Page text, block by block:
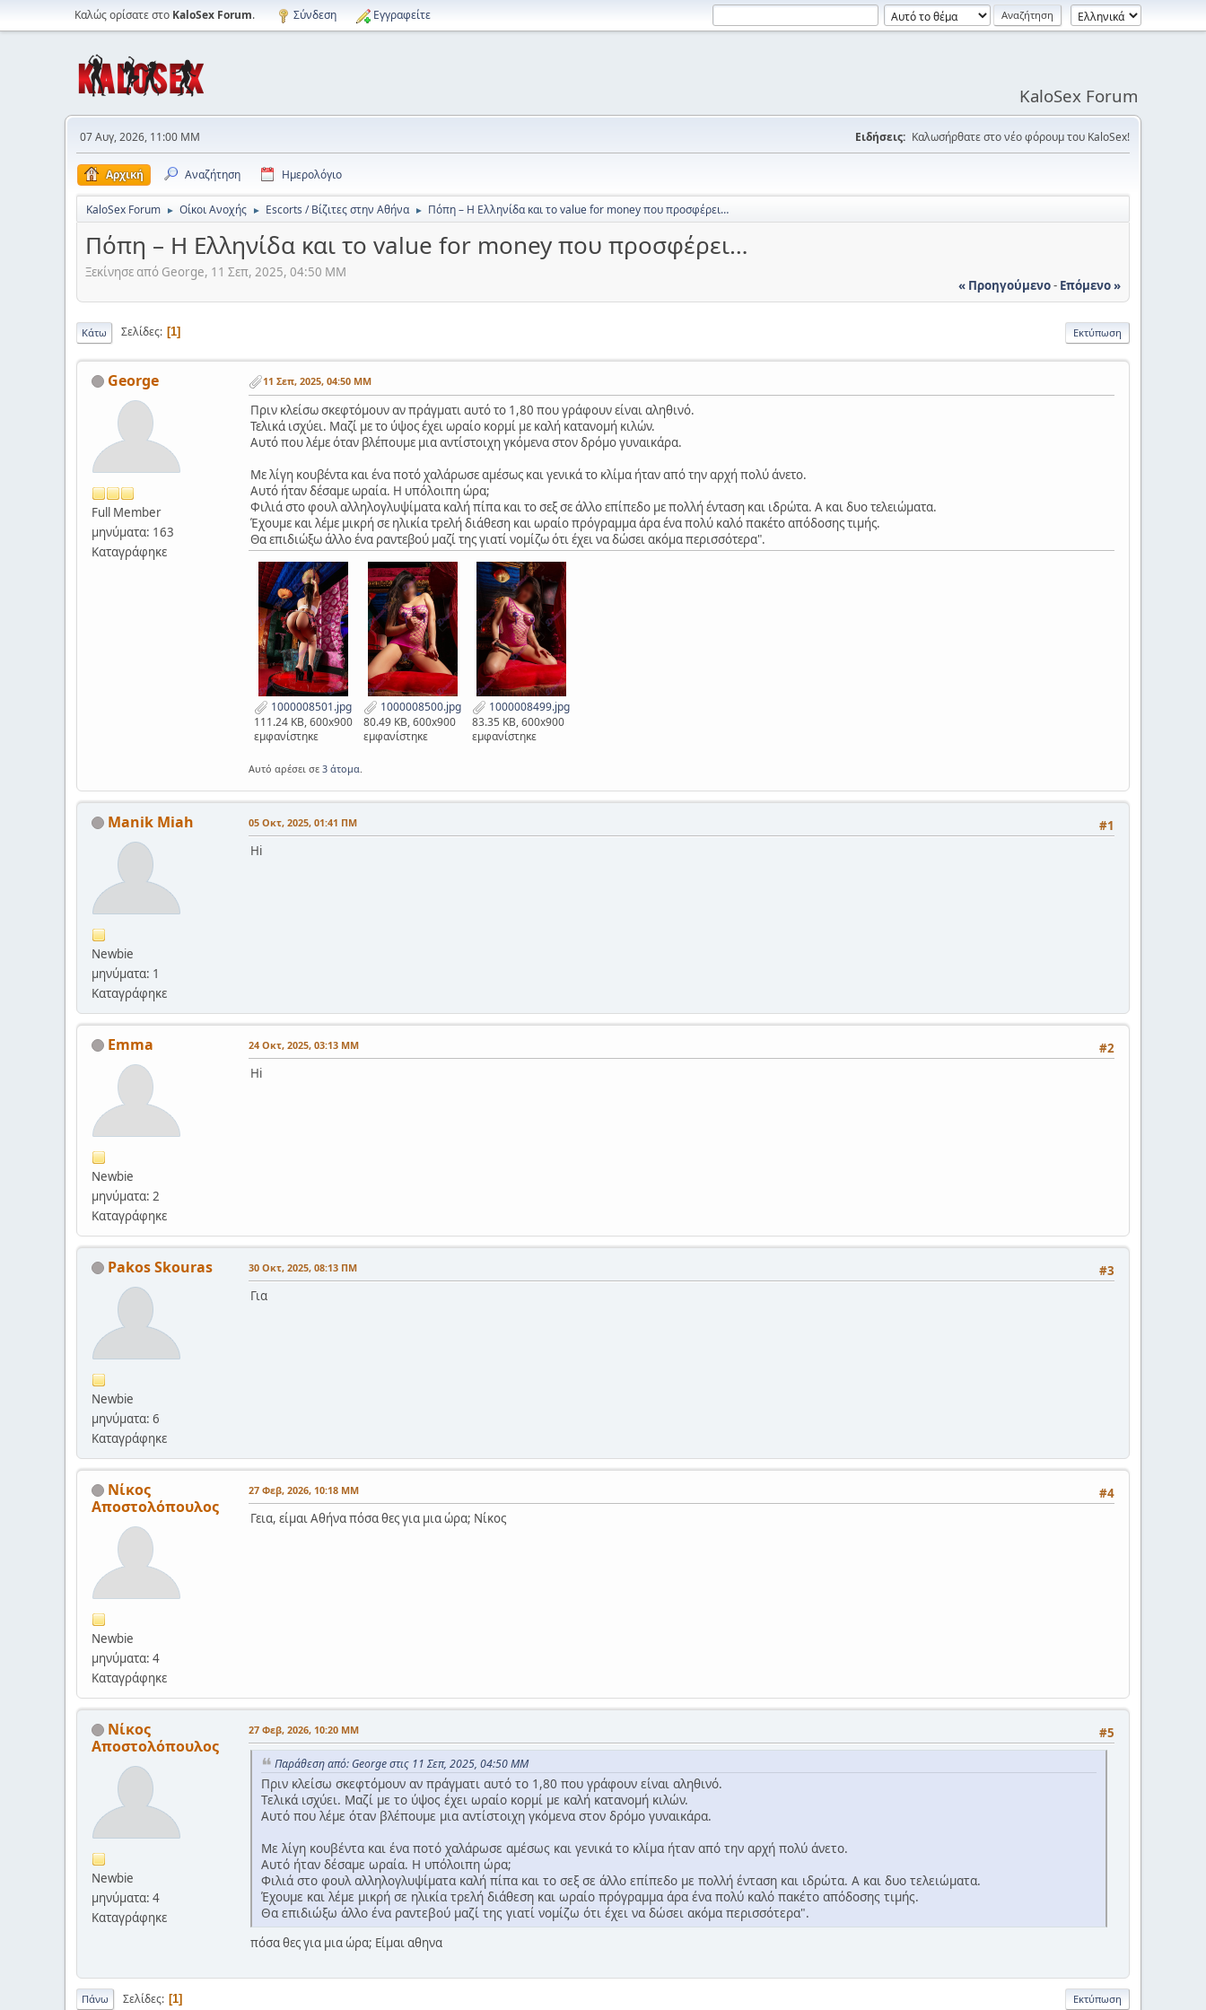
Καλώς ορίσατε στο KaloSex Forum. Σύνδεση Εγγραφείτε
KaloSex Forum
07 Αυγ, 2026, 11:00 ΜΜ Ειδήσεις: Καλωσήρθατε στο νέο φόρουμ του KaloSex!
Αρχική Αναζήτηση Ημερολόγιο
KaloSex Forum ► Οίκοι Ανοχής ► Escorts / Βίζιτες στην Αθήνα ► Πόπη – Η Ελληνίδα και το value for money που προσφέρει…
Πόπη – Η Ελληνίδα και το value for money που προσφέρει…
Ξεκίνησε από George, 11 Σεπ, 2025, 04:50 ΜΜ
« Προηγούμενο- Επόμενο »
Εκτύπωση
Κάτω Σελίδες 1
George
Full Member
μηνύματα: 163
Καταγράφηκε
11 Σεπ, 2025, 04:50 ΜΜ
Πριν κλείσω σκεφτόμουν αν πράγματι αυτό το 1,80 που γράφουν είναι αληθινό.
Τελικά ισχύει. Μαζί με το ύψος έχει ωραίο κορμί με καλή κατανομή κιλών.
Αυτό που λέμε όταν βλέπουμε μια αντίστοιχη γκόμενα στον δρόμο γυναικάρα.
Με λίγη κουβέντα και ένα ποτό χαλάρωσε αμέσως και γενικά το κλίμα ήταν από την αρχή πολύ άνετο.
Αυτό ήταν δέσαμε ωραία. Η υπόλοιπη ώρα;
Φιλιά στο φουλ αλληλογλυψίματα καλή πίπα και το σεξ σε άλλο επίπεδο με πολλή ένταση και ιδρώτα. Α και δυο τελειώματα.
Έχουμε και λέμε μικρή σε ηλικία τρελή διάθεση και ωραίο πρόγραμμα άρα ένα πολύ καλό πακέτο απόδοσης τιμής.
Θα επιδιώξω άλλο ένα ραντεβού μαζί της γιατί νομίζω ότι έχει να δώσει ακόμα περισσότερα".
1000008501.jpg
111.24 KB, 600x900
εμφανίστηκε
1000008500.jpg
80.49 KB, 600x900
εμφανίστηκε
1000008499.jpg
83.35 KB, 600x900
εμφανίστηκε
Αυτό αρέσει σε 3 άτομα
Manik Miah
Newbie
μηνύματα: 1
Καταγράφηκε
#1
05 Οκτ, 2025, 01:41 ΠΜ
Hi
Emma
Newbie
μηνύματα: 2
Καταγράφηκε
#2
24 Οκτ, 2025, 03:13 ΜΜ
Hi
Pakos Skouras
Newbie
μηνύματα: 6
Καταγράφηκε
#3
30 Οκτ, 2025, 08:13 ΠΜ
Για
Νίκος
Αποστολόπουλος
Newbie
μηνύματα: 4
Καταγράφηκε
#4
27 Φεβ, 2026, 10:18 ΜΜ
Γεια, είμαι Αθήνα πόσα θες για μια ώρα; Νίκος
Νίκος
Αποστολόπουλος
Newbie
μηνύματα: 4
Καταγράφηκε
#5
27 Φεβ, 2026, 10:20 ΜΜ
Παράθεση από: George στις 11 Σεπ, 2025, 04:50 ΜΜ
Πριν κλείσω σκεφτόμουν αν πράγματι αυτό το 1,80 που γράφουν είναι αληθινό.
Τελικά ισχύει. Μαζί με το ύψος έχει ωραίο κορμί με καλή κατανομή κιλών.
Αυτό που λέμε όταν βλέπουμε μια αντίστοιχη γκόμενα στον δρόμο γυναικάρα.
Με λίγη κουβέντα και ένα ποτό χαλάρωσε αμέσως και γενικά το κλίμα ήταν από την αρχή πολύ άνετο.
Αυτό ήταν δέσαμε ωραία. Η υπόλοιπη ώρα;
Φιλιά στο φουλ αλληλογλυψίματα καλή πίπα και το σεξ σε άλλο επίπεδο με πολλή ένταση και ιδρώτα. Α και δυο τελειώματα.
Έχουμε και λέμε μικρή σε ηλικία τρελή διάθεση και ωραίο πρόγραμμα άρα ένα πολύ καλό πακέτο απόδοσης τιμής.
Θα επιδιώξω άλλο ένα ραντεβού μαζί της γιατί νομίζω ότι έχει να δώσει ακόμα περισσότερα".
πόσα θες για μια ώρα; Είμαι αθηνα
Εκτύπωση
Πάνω Σελίδες 1